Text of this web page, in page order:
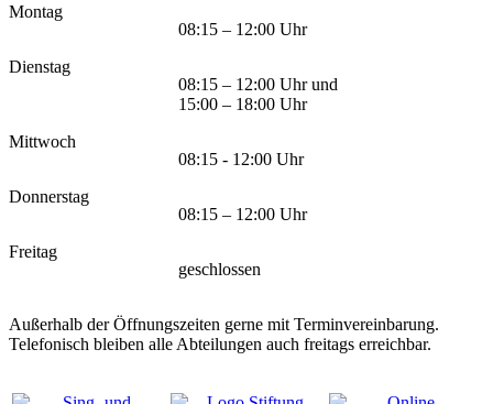
Montag
08:15 – 12:00 Uhr
Dienstag
08:15 – 12:00 Uhr und
15:00 – 18:00 Uhr
Mittwoch
08:15 - 12:00 Uhr
Donnerstag
08:15 – 12:00 Uhr
Freitag
geschlossen
Außerhalb der Öffnungszeiten gerne mit Terminvereinbarung.
Telefonisch bleiben alle Abteilungen auch freitags erreichbar.